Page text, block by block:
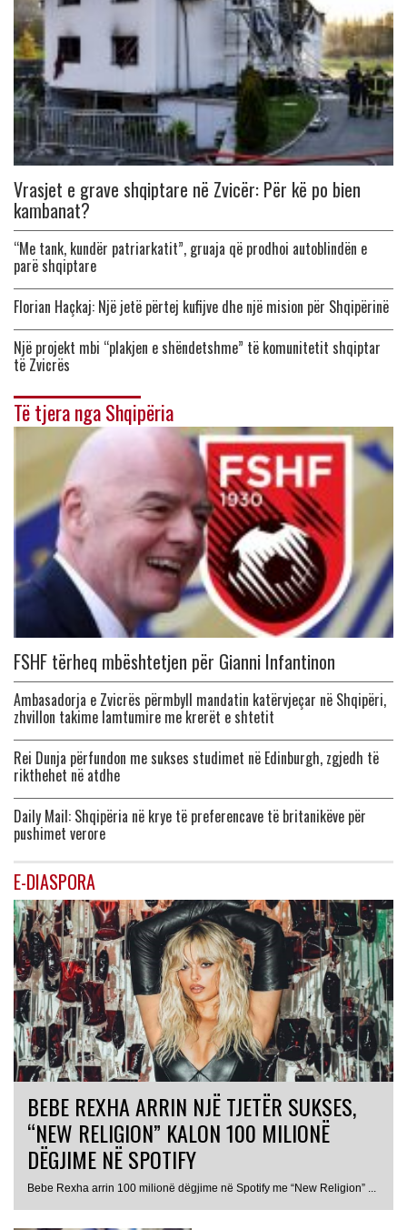
Vrasjet e grave shqiptare në Zvicër: Për kë po bien
kambanat?
“Me tank, kundër patriarkatit”, gruaja që prodhoi autoblindën e
parë shqiptare
Florian Haçkaj: Një jetë përtej kufijve dhe një mision për Shqipërinë
Një projekt mbi “plakjen e shëndetshme” të komunitetit shqiptar
të Zvicrës
Të tjera nga Shqipëria
FSHF tërheq mbështetjen për Gianni Infantinon
Ambasadorja e Zvicrës përmbyll mandatin katërvjeçar në Shqipëri,
zhvillon takime lamtumire me krerët e shtetit
Rei Dunja përfundon me sukses studimet në Edinburgh, zgjedh të
rikthehet në atdhe
Daily Mail: Shqipëria në krye të preferencave të britanikëve për
pushimet verore
E-DIASPORA
BEBE REXHA ARRIN NJË TJETËR SUKSES,
“NEW RELIGION” KALON 100 MILIONË
DËGJIME NË SPOTIFY
Bebe Rexha arrin 100 milionë dëgjime në Spotify me “New Religion” ...